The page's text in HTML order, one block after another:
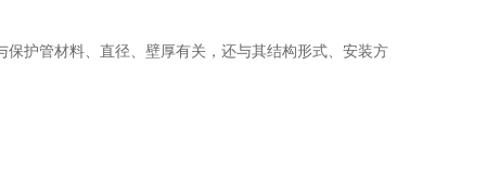
保护管材料、直径、壁厚有关，还与其结构形式、安装方